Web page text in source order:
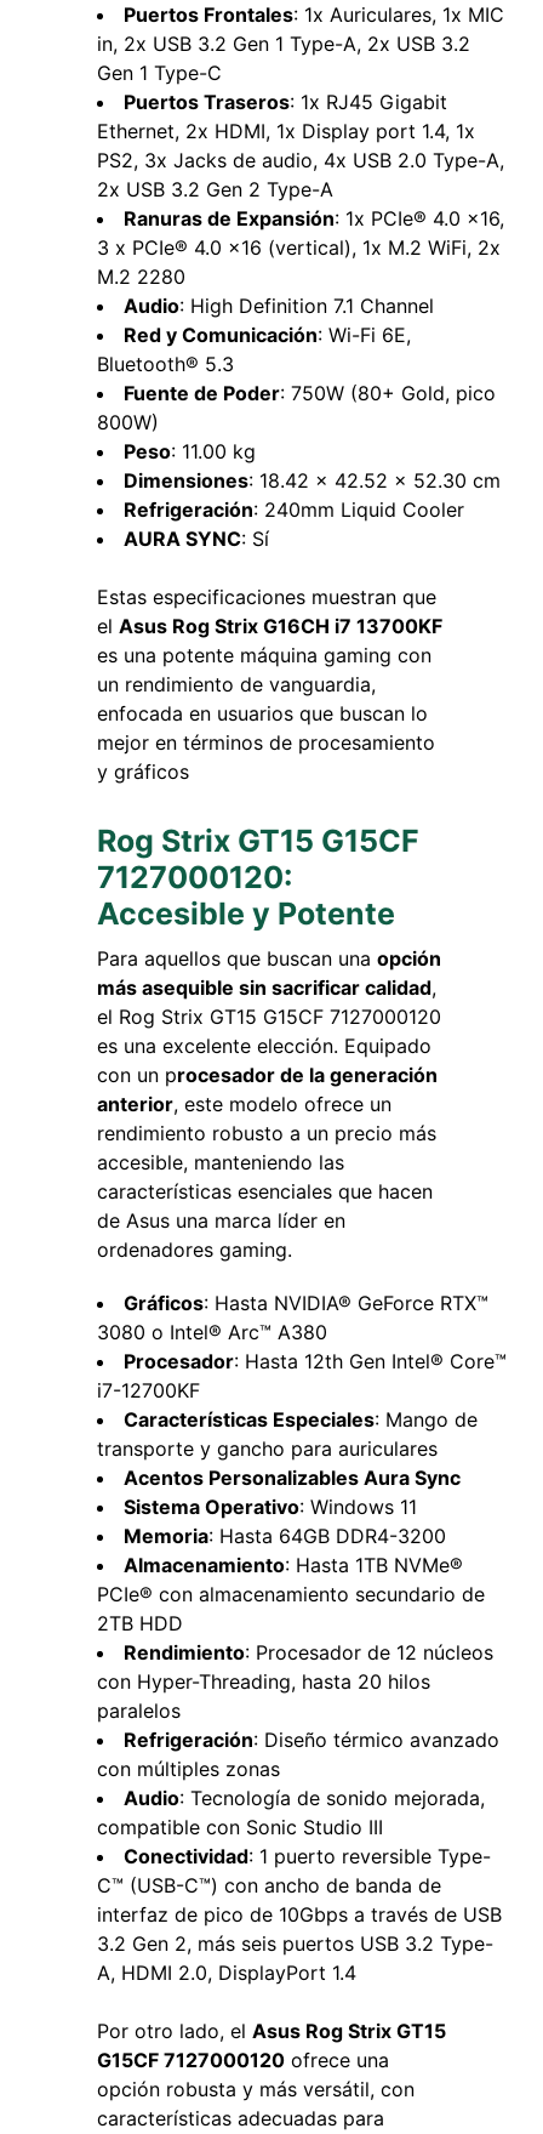
Puertos Frontales: 1x Auriculares, 1x MIC
in, 2x USB 3.2 Gen 1 Type-A, 2x USB 3.2
Gen 1 Type-C
Puertos Traseros: 1x RJ45 Gigabit
Ethernet, 2x HDMI, 1x Display port 1.4, 1x
PS2, 3x Jacks de audio, 4x USB 2.0 Type-A,
2x USB 3.2 Gen 2 Type-A
Ranuras de Expansión: 1x PCIe® 4.0 x16,
3 x PCIe® 4.0 x16 (vertical), 1x M.2 WiFi, 2x
M.2 2280
Audio: High Definition 7.1 Channel
Red y Comunicación: Wi-Fi 6E,
Bluetooth® 5.3
Fuente de Poder: 750W (80+ Gold, pico
800W)
Peso: 11.00 kg
Dimensiones: 18.42 x 42.52 x 52.30 cm
Refrigeración: 240mm Liquid Cooler
AURA SYNC: Sí
Estas especificaciones muestran que
el Asus Rog Strix G16CH i7 13700KF
es una potente máquina gaming con
un rendimiento de vanguardia,
enfocada en usuarios que buscan lo
mejor en términos de procesamiento
y gráficos
Rog Strix GT15 G15CF
7127000120:
Accesible y Potente
Para aquellos que buscan una opción
más asequible sin sacrificar calidad,
el Rog Strix GT15 G15CF 7127000120
es una excelente elección. Equipado
con un procesador de la generación
anterior, este modelo ofrece un
rendimiento robusto a un precio más
accesible, manteniendo las
características esenciales que hacen
de Asus una marca líder en
ordenadores gaming.
Gráficos: Hasta NVIDIA® GeForce RTX™
3080 o Intel® Arc™ A380
Procesador: Hasta 12th Gen Intel® Core™
i7-12700KF
Características Especiales: Mango de
transporte y gancho para auriculares
Acentos Personalizables Aura Sync
Sistema Operativo: Windows 11
Memoria: Hasta 64GB DDR4-3200
Almacenamiento: Hasta 1TB NVMe®
PCIe® con almacenamiento secundario de
2TB HDD
Rendimiento: Procesador de 12 núcleos
con Hyper-Threading, hasta 20 hilos
paralelos
Refrigeración: Diseño térmico avanzado
con múltiples zonas
Audio: Tecnología de sonido mejorada,
compatible con Sonic Studio III
Conectividad: 1 puerto reversible Type-
C™ (USB-C™) con ancho de banda de
interfaz de pico de 10Gbps a través de USB
3.2 Gen 2, más seis puertos USB 3.2 Type-
A, HDMI 2.0, DisplayPort 1.4
Por otro lado, el Asus Rog Strix GT15
G15CF 7127000120 ofrece una
opción robusta y más versátil, con
características adecuadas para